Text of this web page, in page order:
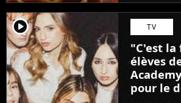
départs
Michael
Schaff.
player2 TV
"C'est la
élèves
pour le